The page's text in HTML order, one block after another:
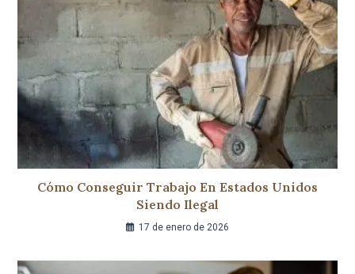
Cómo Conseguir Trabajo En Estados Unidos
Siendo Ilegal
17 de enero de 2026